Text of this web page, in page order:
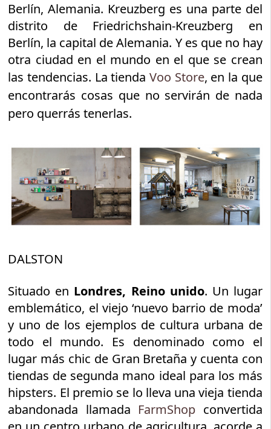
Berlín, Alemania. Kreuzberg es una parte del
distrito de Friedrichshain-Kreuzberg en
Berlín, la capital de Alemania. Y es que no hay
otra ciudad en el mundo en el que se crean
las tendencias. La tienda Voo Store, en la que
encontrarás cosas que no servirán de nada
pero querrás tenerlas.
DALSTON
Situado en Londres, Reino unido. Un lugar
emblemático, el viejo ‘nuevo barrio de moda’
y uno de los ejemplos de cultura urbana de
todo el mundo. Es denominado como el
lugar más chic de Gran Bretaña y cuenta con
tiendas de segunda mano ideal para los más
hipsters. El premio se lo lleva una vieja tienda
abandonada llamada FarmShop convertida